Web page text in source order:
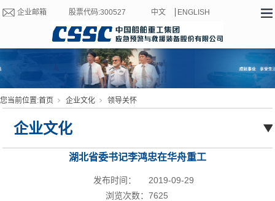
企业邮箱 股票代码:300527 中文 ENGLISH
您当前位置:首页 企业文化 领导关怀
企业文化
湖北省委书记李鸿忠在华舟重工
2019-09-29
发布时间：
浏览次数： 7625